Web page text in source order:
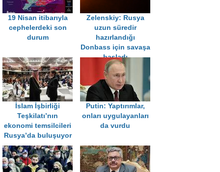
19 Nisan itibarıyla
cephelerdeki son
durum
Zelenskiy: Rusya
uzun süredir
hazırlandığı
Donbass için savaşa
başladı
İslam İşbirliği
Teşkilatı’nın
ekonomi temsilcileri
Rusya’da buluşuyor
Putin: Yaptırımlar,
onları uygulayanları
da vurdu